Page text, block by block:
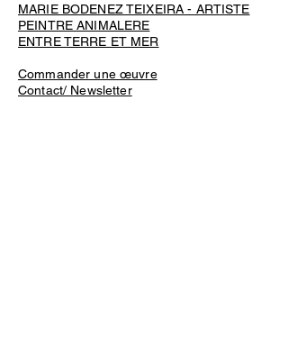
MARIE BODENEZ TEIXEIRA - ARTISTE
PEINTRE ANIMALERE
ENTRE TERRE ET MER
Commander une œuvre
Contact/ Newsletter